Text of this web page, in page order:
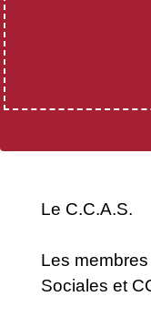
Le C.C.A.S.
Les
Sociales et